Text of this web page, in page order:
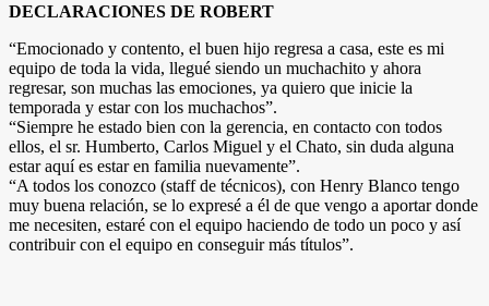
DECLARACIONES DE ROBERT
“Emocionado y contento, el buen hijo regresa a casa, este es mi
equipo de toda la vida, llegué siendo un muchachito y ahora
regresar, son muchas las emociones, ya quiero que inicie la
temporada y estar con los muchachos”.
“Siempre he estado bien con la gerencia, en contacto con todos
ellos, el sr. Humberto, Carlos Miguel y el Chato, sin duda alguna
estar aquí es estar en familia nuevamente”.
“A todos los conozco (staff de técnicos), con Henry Blanco tengo
muy buena relación, se lo expresé a él de que vengo a aportar donde
me necesiten, estaré con el equipo haciendo de todo un poco y así
contribuir con el equipo en conseguir más títulos”.